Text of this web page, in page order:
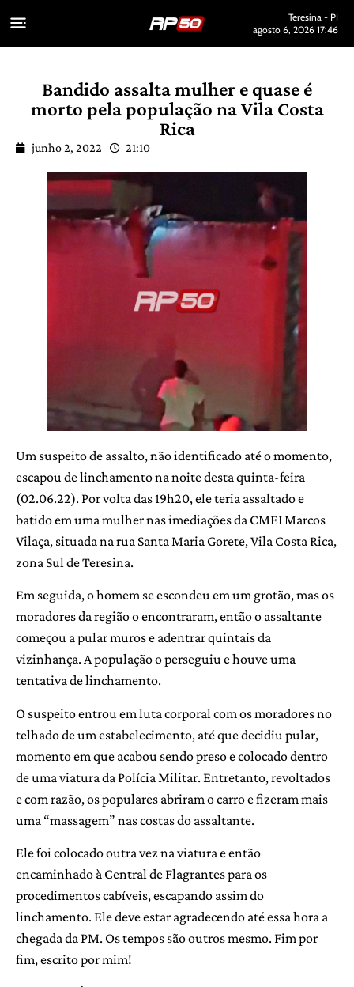
Teresina - PI
agosto 6, 2026 17:46
Bandido assalta mulher e quase é
morto pela população na Vila Costa
Rica
junho 2, 2022 21:10
Um suspeito de assalto, não identificado até o momento,
escapou de linchamento na noite desta quinta-feira
(02.06.22). Por volta das 19h20, ele teria assaltado e
batido em uma mulher nas imediações da CMEI Marcos
Vilaça, situada na rua Santa Maria Gorete, Vila Costa Rica,
zona Sul de Teresina.
Em seguida, o homem se escondeu em um grotão, mas os
moradores da região o encontraram, então o assaltante
começou a pular muros e adentrar quintais da
vizinhança. A população o perseguiu e houve uma
tentativa de linchamento.
O suspeito entrou em luta corporal com os moradores no
telhado de um estabelecimento, até que decidiu pular,
momento em que acabou sendo preso e colocado dentro
de uma viatura da Polícia Militar. Entretanto, revoltados
e com razão, os populares abriram o carro e fizeram mais
uma “massagem” nas costas do assaltante.
Ele foi colocado outra vez na viatura e então
encaminhado à Central de Flagrantes para os
procedimentos cabíveis, escapando assim do
linchamento. Ele deve estar agradecendo até essa hora a
chegada da PM. Os tempos são outros mesmo. Fim por
fim, escrito por mim!